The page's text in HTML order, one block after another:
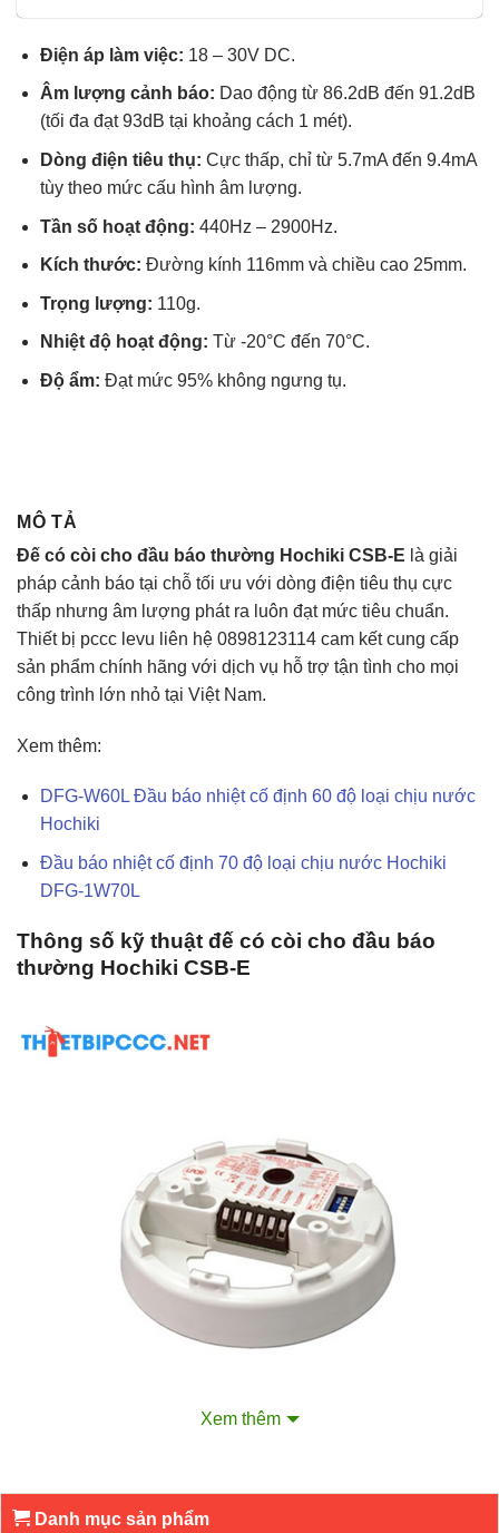
5
Điện áp làm việc: 18 – 30V DC.
Âm lượng cảnh báo: Dao động từ 86.2dB đến 91.2dB
(tối đa đạt 93dB tại khoảng cách 1 mét).
Dòng điện tiêu thụ: Cực thấp, chỉ từ 5.7mA đến 9.4mA
tùy theo mức cấu hình âm lượng.
Tần số hoạt động: 440Hz – 2900Hz.
Kích thước: Đường kính 116mm và chiều cao 25mm.
Trọng lượng: 110g.
Nhiệt độ hoạt động: Từ -20°C đến 70°C.
Độ ẩm: Đạt mức 95% không ngưng tụ.
MÔ TẢ
Đế có còi cho đầu báo thường Hochiki CSB-E là giải
pháp cảnh báo tại chỗ tối ưu với dòng điện tiêu thụ cực
thấp nhưng âm lượng phát ra luôn đạt mức tiêu chuẩn.
Thiết bị pccc levu liên hệ 0898123114 cam kết cung cấp
sản phẩm chính hãng với dịch vụ hỗ trợ tận tình cho mọi
công trình lớn nhỏ tại Việt Nam.
Xem thêm:
DFG-W60L Đầu báo nhiệt cố định 60 độ loại chịu nước
Hochiki
Đầu báo nhiệt cố định 70 độ loại chịu nước Hochiki
DFG-1W70L
Thông số kỹ thuật đế có còi cho đầu báo
thường Hochiki CSB-E
Xem thêm
Danh mục sản phẩm